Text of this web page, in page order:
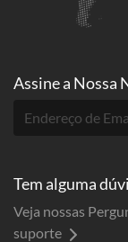
Assine a Nossa
Tem alguma
Veja nossas
suporte